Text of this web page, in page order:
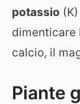
potassio
dimenticare
calcio, il
Piante